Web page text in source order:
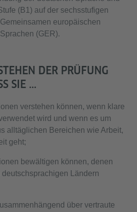
(B1) auf der sechsstufigen
europäischen
(GER).
DER PRÜFUNG
SIE ...
verstehen können, wenn klare
wird und wenn es um
alltäglichen Bereichen wie Arbeit,
geht;
bewältigen können, denen
Ländern
über vertraute